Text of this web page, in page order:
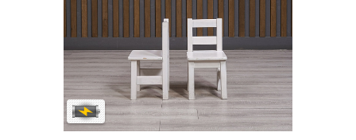
Степень износа находится на стадии
проверки. Вы можете уточнить
дополнительную информацию у
сотрудников магазина
В обработке